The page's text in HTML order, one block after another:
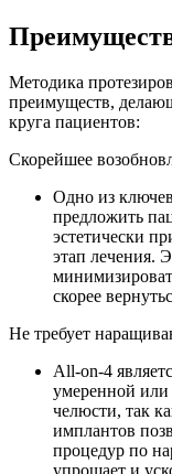
Методика
преимуществ,
круга пациентов:
Скорейшее
Одно из
предложить
эстетически
этап лечения.
скорее
Не требует
All-on-4
умеренной или
челюсти, так
имплантов
процедур по